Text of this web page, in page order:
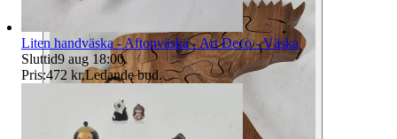
Liten handväska - Aftonväska - Art Deco - Väska
Sluttid9 aug 18:00.
Pris:472 kr,Ledande bud.